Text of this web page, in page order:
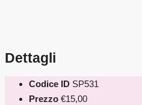
Dettagli
Codice ID SP531
Prezzo €15,00